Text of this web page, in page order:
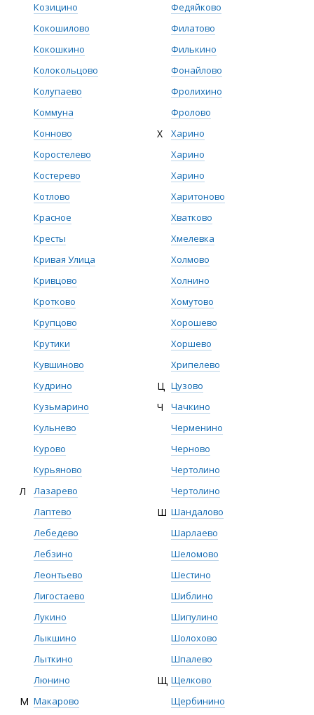
Козицино
Кокошилово
Кокошкино
Колокольцово
Колупаево
Коммуна
Конново
Коростелево
Костерево
Котлово
Красное
Кресты
Кривая Улица
Кривцово
Кротково
Крупцово
Крутики
Кувшиново
Кудрино
Кузьмарино
Кульнево
Курово
Курьяново
Л
Лазарево
Лаптево
Лебедево
Лебзино
Леонтьево
Лигостаево
Лукино
Лыкшино
Лыткино
Люнино
М Макарово
Федяйково
Филатово
Филькино
Фонайлово
Фролихино
Фролово
Х
Харино
Харино
Харино
Харитоново
Хватково
Хмелевка
Холмово
Холнино
Хомутово
Хорошево
Хоршево
Хрипелево
Ц Цузово
Ч
Чачкино
Черменино
Черново
Чертолино
Чертолино
Ш Шандалово
Шарлаево
Шеломово
Шестино
Шиблино
Шипулино
Шолохово
Шпалево
Щ Щелково
Щербинино